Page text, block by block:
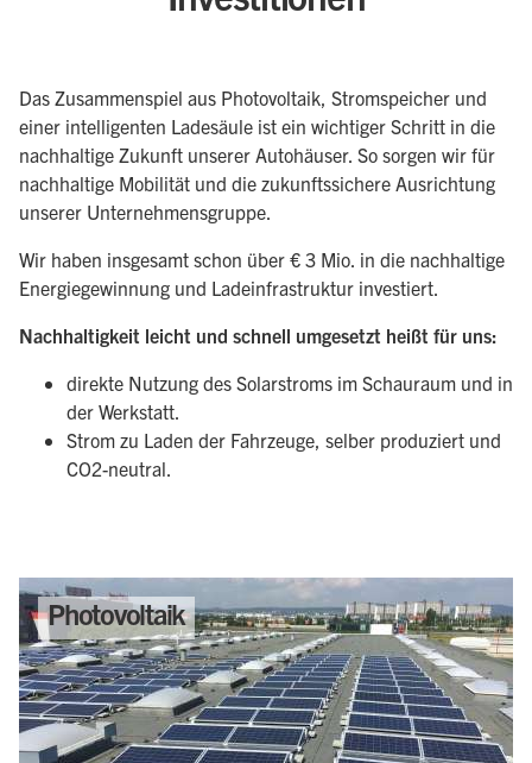
Das Zusammenspiel aus Photovoltaik, Stromspeicher und
einer intelligenten Ladesäule ist ein wichtiger Schritt in die
nachhaltige Zukunft unserer Autohäuser. So sorgen wir für
nachhaltige Mobilität und die zukunftssichere Ausrichtung
unserer Unternehmensgruppe.
Wir haben insgesamt schon über € 3 Mio. in die nachhaltige
Energiegewinnung und Ladeinfrastruktur investiert.
Nachhaltigkeit leicht und schnell umgesetzt heißt für uns:
direkte Nutzung des Solarstroms im Schauraum und in
der Werkstatt.
Strom zu Laden der Fahrzeuge, selber produziert und
CO2-neutral.
Photovoltaik